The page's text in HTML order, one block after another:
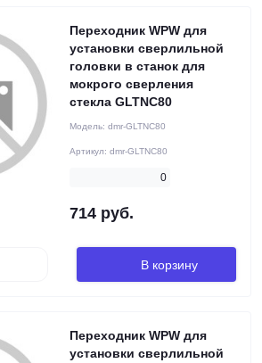
Переходник WPW для
установки сверлильной
головки в станок для
мокрого сверления
стекла GLTNC80
Модель: dmr-GLTNC80
Артикул: dmr-GLTNC80
0
714 руб.
В корзину
Переходник WPW для
установки сверлильной